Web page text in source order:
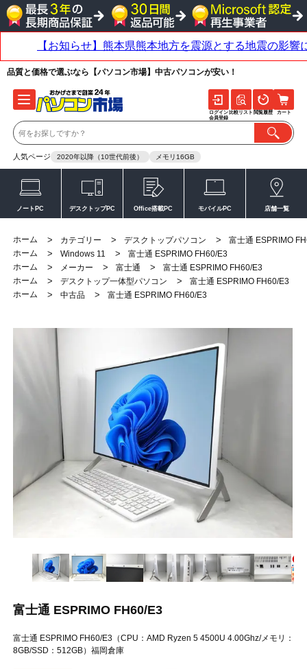
品質と価格で選ぶなら【パソコン市場】中古パソコンが安い！
人気ページ 2020年以降（10世代前後） メモリ16GB
ログイン
会員登録
比較リスト 閲覧履歴 カート
ノートPC デスクトップPC Office搭載PC モバイルPC 店舗一覧
ホーム > カテゴリー > デスクトップパソコン >
富士通 ESPRIMO
ホーム
> Windows 11 >
富士通 ESPRIMO FH60/E3
ホーム
> メーカー > 富士通 >
富士通 ESPRIMO FH60/E3
ホーム
> デスクトップ一体型パソコン >
富士通 ESPRIMO FH60/E3
ホーム
> 中古品 > 富士通 ESPRIMO FH60/E3
富士通 ESPRIMO FH60/E3
富士通 ESPRIMO FH60/E3（CPU：AMD Ryzen 5 4500U 4.00Ghz/メモリ：
8GB/SSD：512GB）福岡倉庫